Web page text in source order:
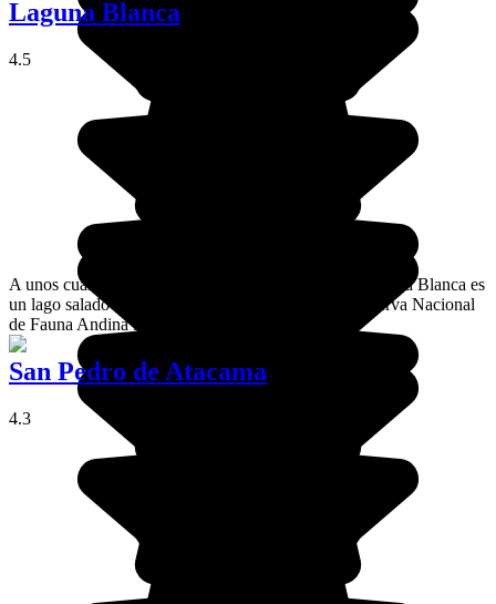
Laguna Blanca
4.5
A unos cuantos kilómetros de la Laguna Verde, la Laguna Blanca es
un lago salado en el corazón de la impresionante Reserva Nacional
de Fauna Andina Eduardo Avaroa.
San Pedro de Atacama
4.3